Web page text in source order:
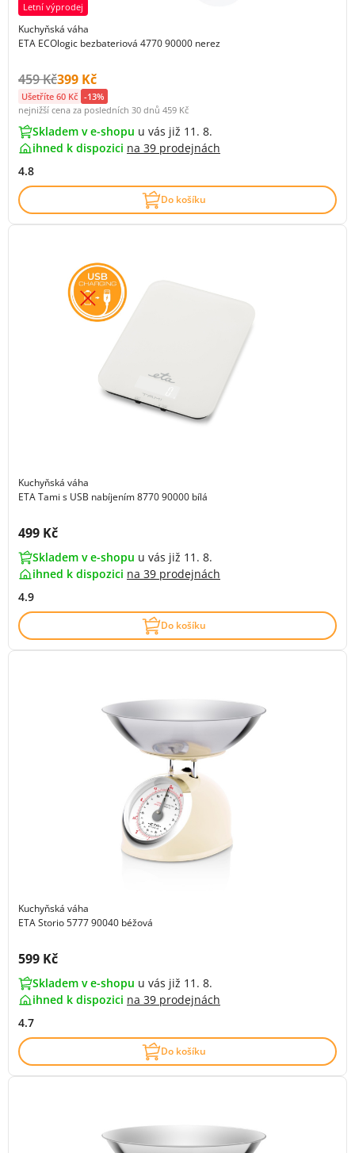
Letní výprodej
Kuchyňská váha
ETA ECOlogic bezbateriová 4770 90000 nerez
Původní cena s DPH:
459 KčCena s DPH:
399 Kč
Ušetříte 60 Kč -13%
nejnižší cena za posledních 30 dnů 459 Kč
Skladem v e-shopu u vás již 11. 8.
ihned k dispozici na 39 prodejnách
4.8
Do košíku
Kuchyňská váha
ETA Tami s USB nabíjením 8770 90000 bílá
Cena s DPH:
499 Kč
Skladem v e-shopu u vás již 11. 8.
ihned k dispozici na 39 prodejnách
4.9
Do košíku
Kuchyňská váha
ETA Storio 5777 90040 béžová
Cena s DPH:
599 Kč
Skladem v e-shopu u vás již 11. 8.
ihned k dispozici na 39 prodejnách
4.7
Do košíku